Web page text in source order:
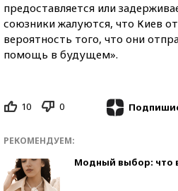
предоставляется или
союзники жалуются, что Киев
вероятность того, что они
помощь в будущем».
10 0
РЕКОМЕНДУЕМ:
Модный выбор: что